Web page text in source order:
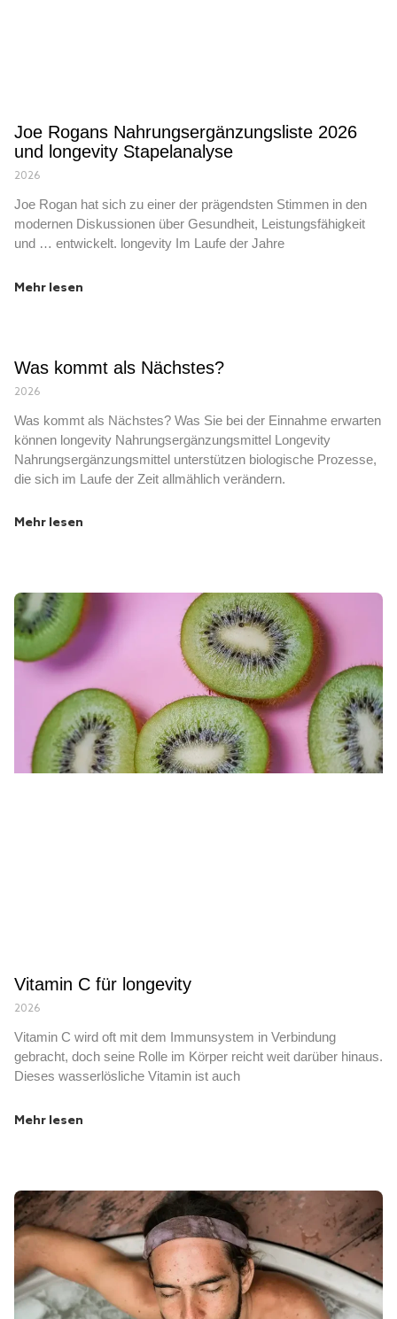
Joe Rogans Nahrungsergänzungsliste 2026
und longevity Stapelanalyse
2026
Joe Rogan hat sich zu einer der prägendsten Stimmen in den
modernen Diskussionen über Gesundheit, Leistungsfähigkeit
und … entwickelt. longevity Im Laufe der Jahre
Mehr lesen
Was kommt als Nächstes?
2026
Was kommt als Nächstes? Was Sie bei der Einnahme erwarten
können longevity Nahrungsergänzungsmittel Longevity
Nahrungsergänzungsmittel unterstützen biologische Prozesse,
die sich im Laufe der Zeit allmählich verändern.
Mehr lesen
Vitamin C für longevity
2026
Vitamin C wird oft mit dem Immunsystem in Verbindung
gebracht, doch seine Rolle im Körper reicht weit darüber hinaus.
Dieses wasserlösliche Vitamin ist auch
Mehr lesen